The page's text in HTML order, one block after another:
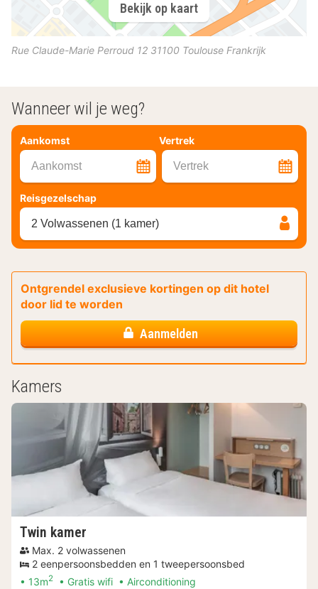
Bekijk op kaart
Rue Claude-Marie Perroud 12 31100 Toulouse Frankrijk
Wanneer wil je weg?
Aankomst Vertrek
Aankomst Vertrek
Reisgezelschap
2 Volwassenen (1 kamer)
Ontgrendel exclusieve kortingen op dit hotel
door lid te worden
Aanmelden
Kamers
Twin kamer
Max. 2 volwassenen
2 eenpersoonsbedden en 1 tweepersoonsbed
13m2 Gratis wifi Airconditioning